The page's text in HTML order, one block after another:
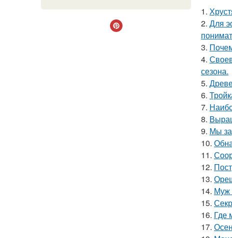
1.
2. Для
3.
4.
сезона.
5.
6.
7.
8.
9. Мы
10.
11.
12.
13.
14. Муж
15.
16. Где
17.